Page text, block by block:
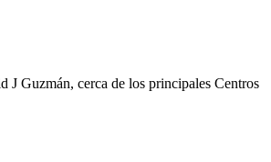
Guzmán, cerca de los principales Centros